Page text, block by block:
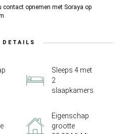
opnemen met Soraya op
DETAILS
Sleeps 4 met
2
slaapkamers
Eigenschap
grootte